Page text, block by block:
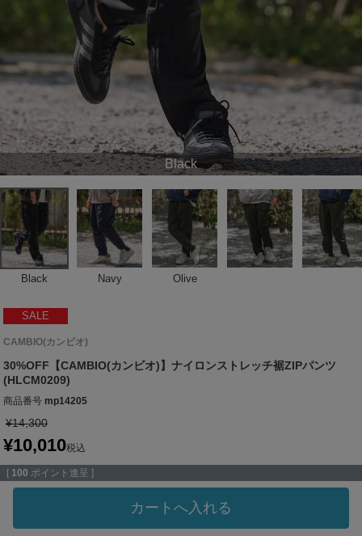
Black
Black Navy Olive
SALE
CAMBIO(カンビオ)
30%OFF【CAMBIO(カンビオ)】ナイロンストレッチ裾ZIPパンツ
(HLCM0209)
商品番号 mp14205
¥14,300
¥10,010税込
[ 100 ポイント進呈 ]
カートへ入れる